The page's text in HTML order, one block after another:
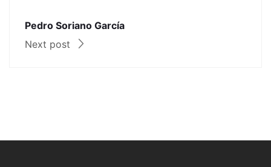
Pedro Soriano García
Next post